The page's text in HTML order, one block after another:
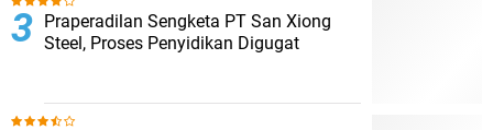
Praperadilan Sengketa PT San Xiong
Steel, Proses Penyidikan Digugat